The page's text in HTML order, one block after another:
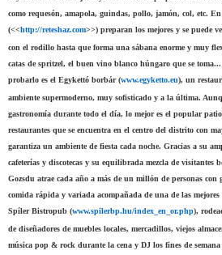
como requesón, amapola, guindas, pollo, jamón, col, etc.
(<<http://reteshaz.com>>) preparan los mejores y se puede
con el rodillo hasta que forma una sábana enorme y muy
catas de spritzel, el buen vino blanco húngaro que se
probarlo es el Egykettó borbár (www.egyketto.eu), un
ambiente supermoderno, muy sofisticado y a la última.
gastronomía durante todo el día, lo mejor es el popular
restaurantes que se encuentra en el centro del distrito con
garantiza un ambiente de fiesta cada noche. Gracias a su
cafeterías y discotecas y su equilibrada mezcla de visitantes
Gozsdu atrae cada año a más de un millón de personas
comida rápida y variada acompañada de una de las mejores
Spíler Bistropub (www.spilerbp.hu/index_en_or.php),
de diseñadores de muebles locales, mercadillos, viejos
música pop & rock durante la cena y DJ los fines de